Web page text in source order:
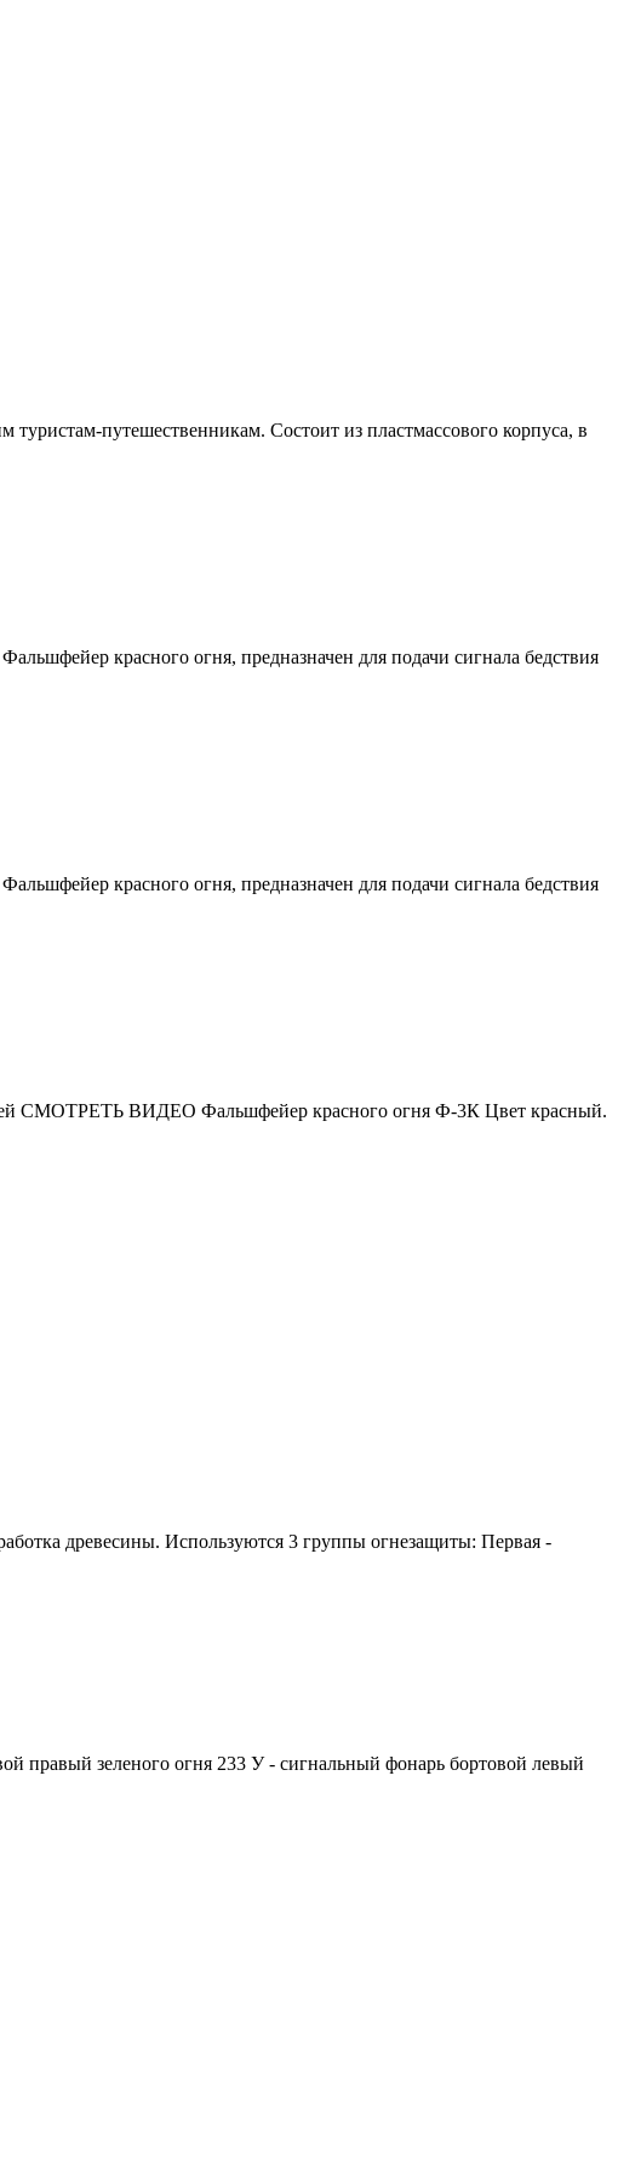
путешественникам. Состоит из пластмассового корпуса, в
красного огня, предназначен для подачи сигнала бедствия
красного огня, предназначен для подачи сигнала бедствия
СМОТРЕТЬ ВИДЕО Фальшфейер красного огня Ф-3К Цвет красный.
древесины. Используются 3 группы огнезащиты: Первая -
правый зеленого огня 233 У - сигнальный фонарь бортовой левый